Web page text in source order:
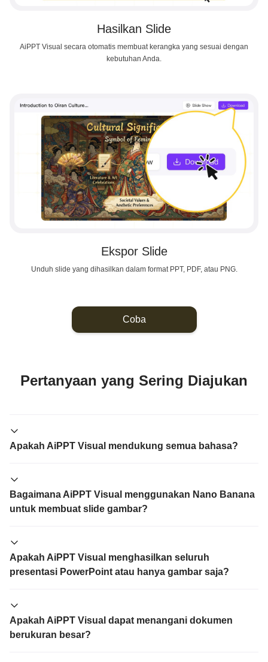
Hasilkan Slide
AiPPT Visual secara otomatis membuat kerangka yang sesuai dengan
kebutuhan Anda.
Ekspor Slide
Unduh slide yang dihasilkan dalam format PPT, PDF, atau PNG.
Coba
Pertanyaan yang Sering Diajukan
Apakah AiPPT Visual mendukung semua bahasa?
Bagaimana AiPPT Visual menggunakan Nano Banana
untuk membuat slide gambar?
Apakah AiPPT Visual menghasilkan seluruh
presentasi PowerPoint atau hanya gambar saja?
Apakah AiPPT Visual dapat menangani dokumen
berukuran besar?